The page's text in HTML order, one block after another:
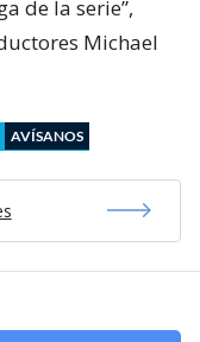
de la serie”,
Michael
AVÍSANOS